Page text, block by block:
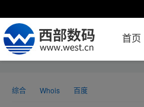
首页
综合 Whois 百度